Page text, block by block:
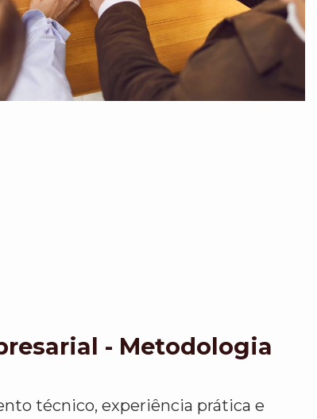
- Metodologia
técnico, experiência prática e